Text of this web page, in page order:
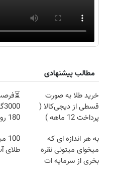
مطالب پیشنهادی
خرید طلا به صورت
قسطی از دیجی‌کالا (
پرداخت 12 ماهه )
به هر اندازه ای که
میخوای میتونی نقره
بخری از سرمایه ات
طلای